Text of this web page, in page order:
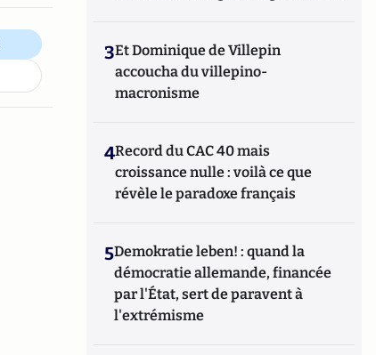
3Et Dominique de Villepin
accoucha du villepino-
macronisme
4Record du CAC 40 mais
croissance nulle : voilà ce que
révèle le paradoxe français
5Demokratie leben! : quand la
démocratie allemande, financée
par l'État, sert de paravent à
l'extrémisme